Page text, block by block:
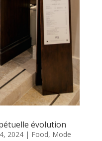
évolution
2024| Food, Mode